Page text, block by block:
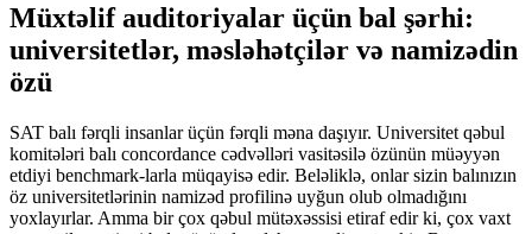
Müxtəlif auditoriyalar üçün bal şərhi:
universitetlər, məsləhətçilər və namizədin
özü
SAT balı fərqli insanlar üçün fərqli məna daşıyır. Universitet qəbul
komitələri balı concordance cədvəlləri vasitəsilə özünün müəyyən
etdiyi benchmark-larla müqayisə edir. Beləliklə, onlar sizin balınızın
öz universitetlərinin namizəd profilinə uyğun olub olmadığını
yoxlayırlar. Amma bir çox qəbul mütəxəssisi etiraf edir ki, çox vaxt